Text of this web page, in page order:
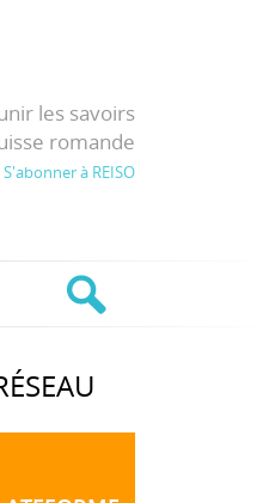
les savoirs
romande
S'abonner à REISO